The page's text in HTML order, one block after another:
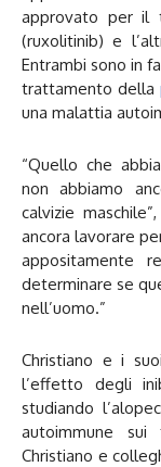
approvato per il
(ruxolitinib) e
Entrambi sono in
trattamento della
una malattia
“Quello che
non abbiamo
calvizie
ancora lavorare
appositamente
determinare se
nell’uomo.”
Christiano e i
l’effetto degli
studiando
autoimmune
Christiano e